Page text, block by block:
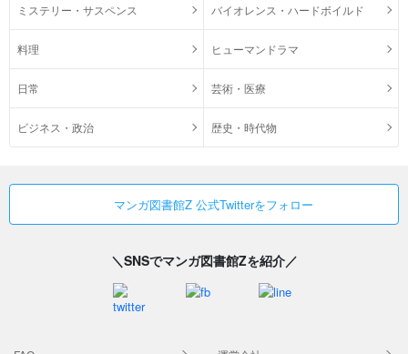
ミステリー・サスペンス バイオレンス・ハードボイルド
料理 ヒューマンドラマ
日常 芸術・医療
ビジネス・政治 歴史・時代物
マンガ図書館Z 公式Twitterをフォロー
＼SNSでマンガ図書館Zを紹介／